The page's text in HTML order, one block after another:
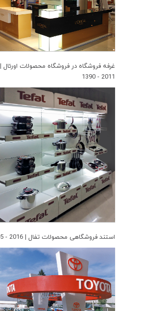
غرفه فروشگاه در فروشگاه محصولات اورئال |
2011 - 1390
استند فروشگاهی محصولات تفال | 2016 - 1395